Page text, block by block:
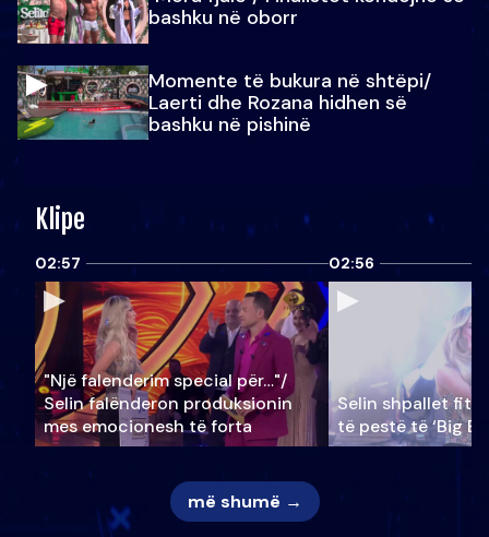
bashku në oborr
Momente të bukura në shtëpi/
Laerti dhe Rozana hidhen së
bashku në pishinë
Klipe
02:57
"Një falenderim special për…"/
Selin falënderon produksionin
mes emocionesh të forta
02:56
Selin shpallet
të pestë të ‘Big
më shumë →